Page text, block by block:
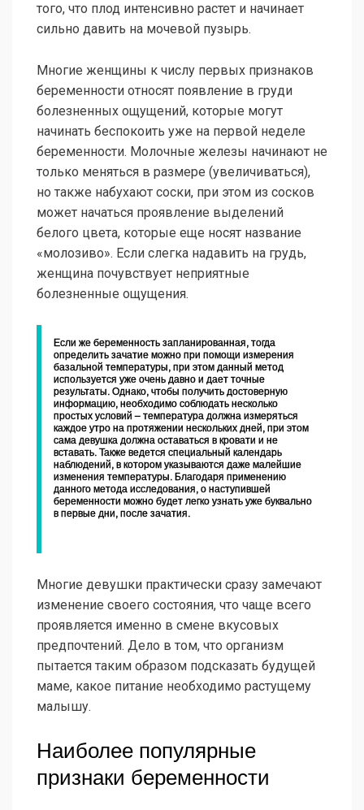
того, что плод интенсивно растет и начинает
сильно давить на мочевой пузырь.
Многие женщины к числу первых признаков
беременности относят появление в груди
болезненных ощущений, которые могут
начинать беспокоить уже на первой неделе
беременности. Молочные железы начинают не
только меняться в размере (увеличиваться),
но также набухают соски, при этом из сосков
может начаться проявление выделений
белого цвета, которые еще носят название
«молозиво». Если слегка надавить на грудь,
женщина почувствует неприятные
болезненные ощущения.
Если же беременность запланированная, тогда
определить зачатие можно при помощи измерения
базальной температуры, при этом данный метод
используется уже очень давно и дает точные
результаты. Однако, чтобы получить достоверную
информацию, необходимо соблюдать несколько
простых условий – температура должна измеряться
каждое утро на протяжении нескольких дней, при этом
сама девушка должна оставаться в кровати и не
вставать. Также ведется специальный календарь
наблюдений, в котором указываются даже малейшие
изменения температуры. Благодаря применению
данного метода исследования, о наступившей
беременности можно будет легко узнать уже буквально
в первые дни, после зачатия.
Многие девушки практически сразу замечают
изменение своего состояния, что чаще всего
проявляется именно в смене вкусовых
предпочтений. Дело в том, что организм
пытается таким образом подсказать будущей
маме, какое питание необходимо растущему
малышу.
Наиболее популярные
признаки беременности